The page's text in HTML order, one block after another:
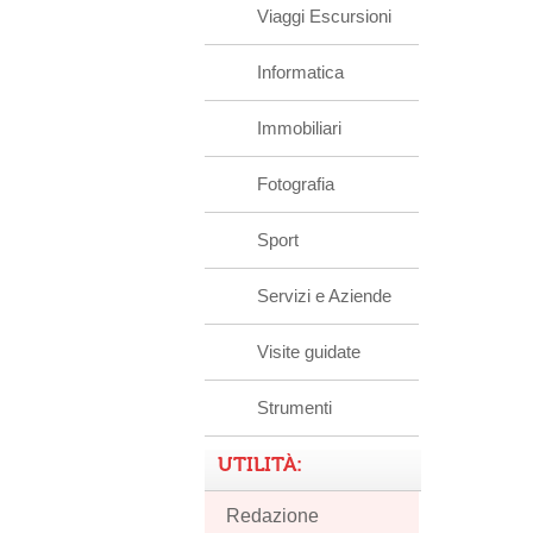
Viaggi Escursioni
Informatica
Immobiliari
Fotografia
Sport
Servizi e Aziende
Visite guidate
Strumenti
UTILITÀ:
Redazione